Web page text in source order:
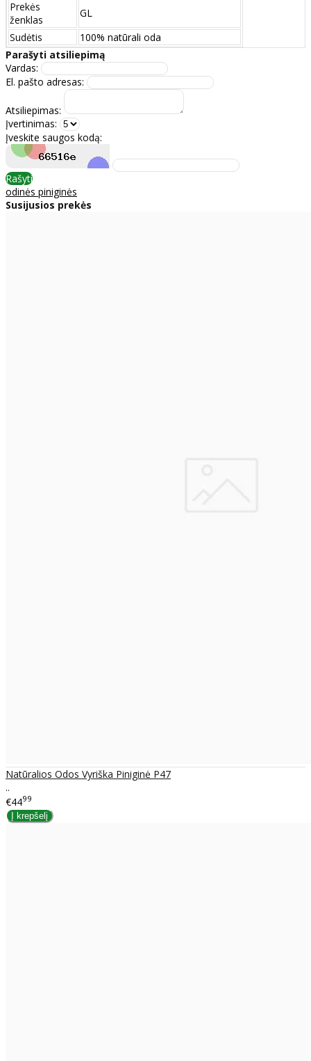
Prekės
ženklas
GL
Sudėtis
100% natūrali oda
Parašyti atsiliepimą
Vardas:
El. pašto adresas:
Atsiliepimas:
Įvertinimas:
Įveskite saugos kodą:
Rašyti
odinės piniginės
Susijusios prekės
Natūralios Odos Vyriška Piniginė P47
..
€4499